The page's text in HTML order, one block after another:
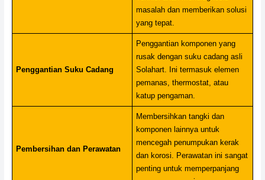
masalah dan memberikan solusi
yang tepat.
Penggantian Suku Cadang
Penggantian komponen yang
rusak dengan suku cadang asli
Solahart. Ini termasuk elemen
pemanas, thermostat, atau
katup pengaman.
Pembersihan dan Perawatan
Membersihkan tangki dan
komponen lainnya untuk
mencegah penumpukan kerak
dan korosi. Perawatan ini sangat
penting untuk memperpanjang